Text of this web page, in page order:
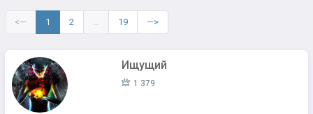
<— 1 2 … 19 —>
Ищущий
1 379